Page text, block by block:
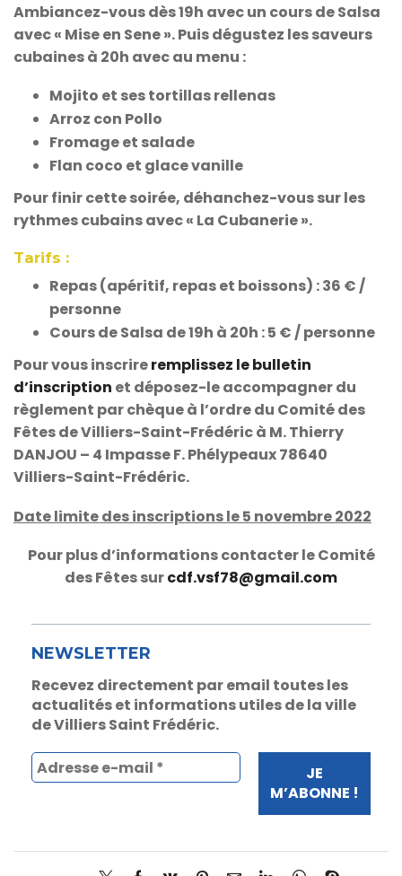
Ambiancez-vous dès 19h avec un cours de Salsa
avec « Mise en Sene ». Puis dégustez les saveurs
cubaines à 20h avec au menu :
Mojito et ses tortillas rellenas
Arroz con Pollo
Fromage et salade
Flan coco et glace vanille
Pour finir cette soirée, déhanchez-vous sur les
rythmes cubains avec « La Cubanerie ».
Tarifs :
Repas (apéritif, repas et boissons) : 36 € /
personne
Cours de Salsa de 19h à 20h : 5 € / personne
Pour vous inscrireremplissez le bulletin
d’inscription et déposez-le accompagner du
règlement par chèque à l’ordre du Comité des
Fêtes de Villiers-Saint-Frédéric à M. Thierry
DANJOU – 4 Impasse F. Phélypeaux 78640
Villiers-Saint-Frédéric.
Date limite des inscriptions le 5 novembre 2022
Pour plus d’informations contacter le Comité
des Fêtes surcdf.vsf78@gmail.com
NEWSLETTER
Recevez directement par email toutes les
actualités et informations utiles de la ville
de Villiers Saint Frédéric.